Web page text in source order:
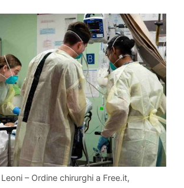
– Ordine chirurghi a Free.it,